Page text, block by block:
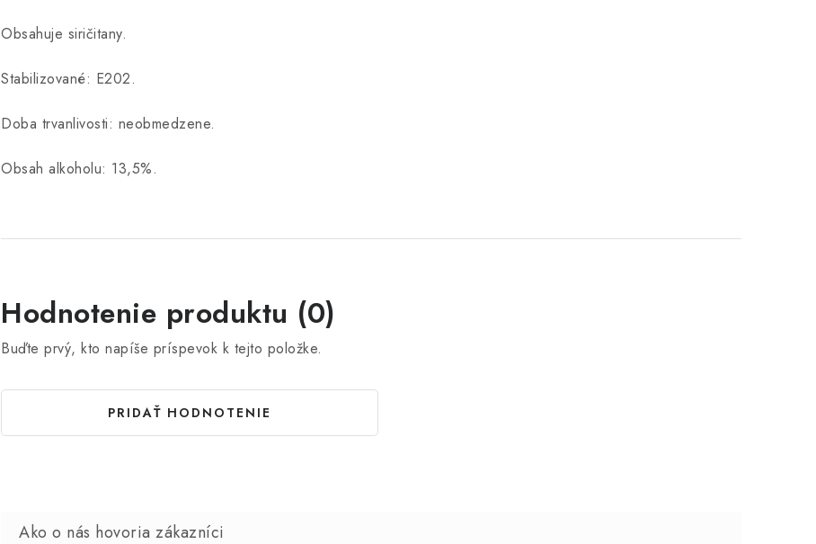
Obsahuje siričitany.
Stabilizované: E202.
Doba trvanlivosti: neobmedzene.
Obsah alkoholu: 13,5%.
Hodnotenie produktu (0)
Buďte prvý, kto napíše príspevok k tejto položke.
PRIDAŤ HODNOTENIE